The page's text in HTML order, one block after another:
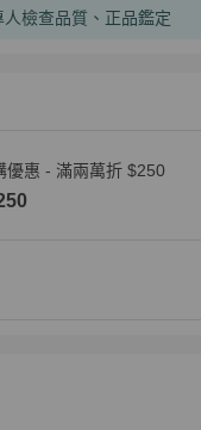
檢查品質、正品鑑定
優惠 - 滿兩萬折 $250
鍊 Choker 香奈兒